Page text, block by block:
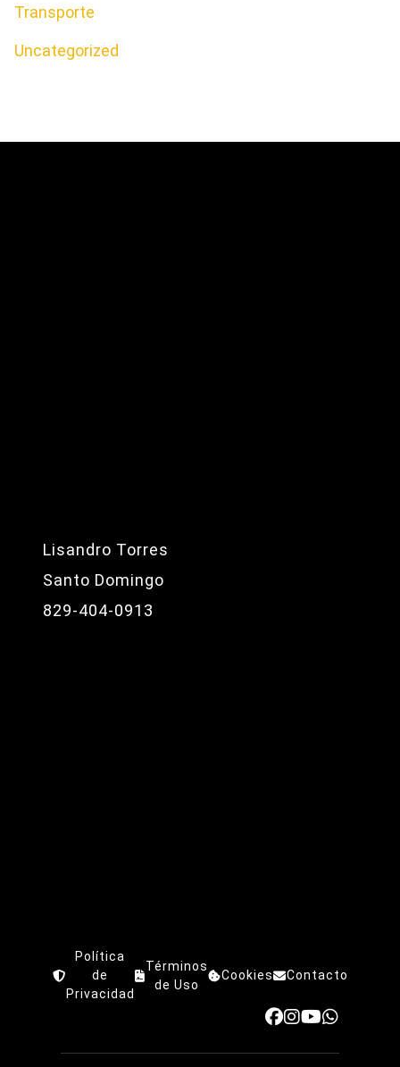
Transporte
Uncategorized
Lisandro Torres
Santo Domingo
829-404-0913
Política
de
Privacidad
Términos
de Uso
Cookies Contacto